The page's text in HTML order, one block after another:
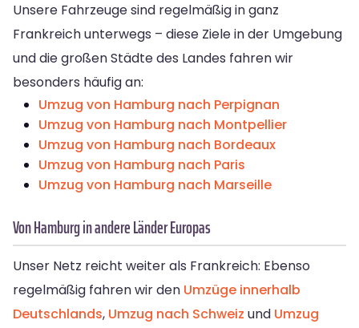
Unsere Fahrzeuge sind regelmäßig in ganz
Frankreich unterwegs – diese Ziele in der Umgebung
und die großen Städte des Landes fahren wir
besonders häufig an:
Umzug von Hamburg nach Perpignan
Umzug von Hamburg nach Montpellier
Umzug von Hamburg nach Bordeaux
Umzug von Hamburg nach Paris
Umzug von Hamburg nach Marseille
Von Hamburg in andere Länder Europas
Unser Netz reicht weiter als Frankreich: Ebenso
regelmäßig fahren wir den Umzüge innerhalb
Deutschlands, Umzug nach Schweiz und Umzug